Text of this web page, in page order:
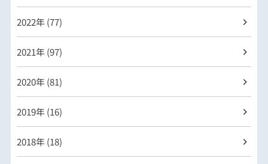
2022年 (77)
2021年 (97)
2020年 (81)
2019年 (16)
2018年 (18)